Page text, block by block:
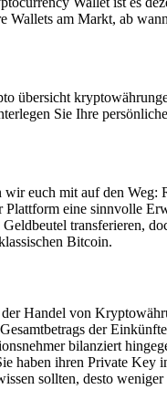
am Markt, ab
übersicht
Sie Ihre
euch mit auf den
eine sinnvolle
transferieren,
Bitcoin.
Handel von
der
bilanziert
haben ihren Private
sollten, desto